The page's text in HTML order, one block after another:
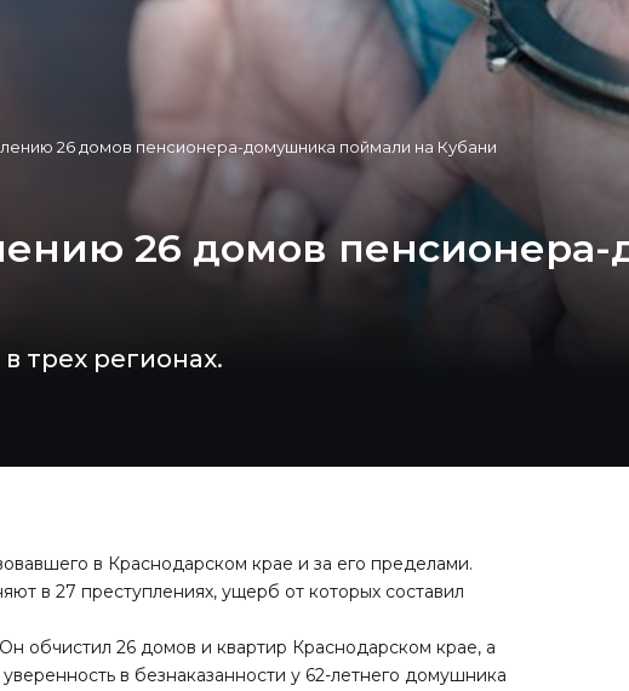
26 домов пенсионера-домушника поймали на Кубани
26 домов
трех регионах.
в Краснодарском крае и за его пределами.
в 27 преступлениях, ущерб от которых составил
обчистил 26 домов и квартир Краснодарском крае, а
в безнаказанности у 62-летнего домушника